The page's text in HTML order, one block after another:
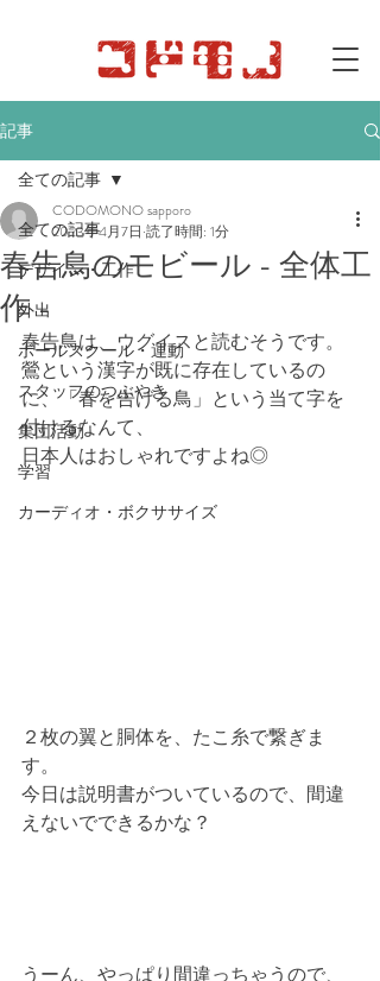
記事
全ての記事
デザイン・工作
外出
ボールスクール・運動
スタッフのつぶやき
集団活動
学習
カーディオ・ボクササイズ
全ての記事
春告鳥のモビール - 全体工
作 -
CODOMONO sapporo
2023年4月7日 読了時間: 1分
春告鳥は、ウグイスと読むそうです。
鶯という漢字が既に存在しているの
に、「春を告げる鳥」という当て字を
付けるなんて、
日本人はおしゃれですよね◎
２枚の翼と胴体を、たこ糸で繋ぎま
す。
今日は説明書がついているので、間違
えないでできるかな？
うーん、やっぱり間違っちゃうので、